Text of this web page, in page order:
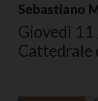
Sebastiano
Giovedì
Cattedrale